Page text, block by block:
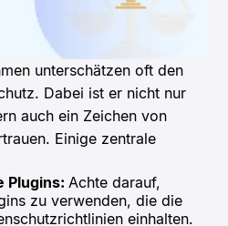
unterschätzen oft den
Dabei ist er nicht nur
auch ein Zeichen von
Einige zentrale
Plugins: Achte darauf,
zu verwenden, die die
einhalten.